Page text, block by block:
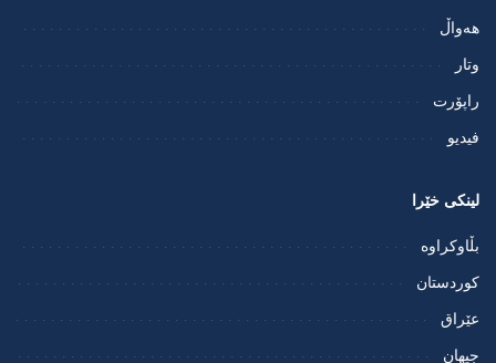
هەواڵ
وتار
راپۆرت
فيديو
لینکی خێرا
بڵاوکراوە
کوردستان
عێراق
جیهان